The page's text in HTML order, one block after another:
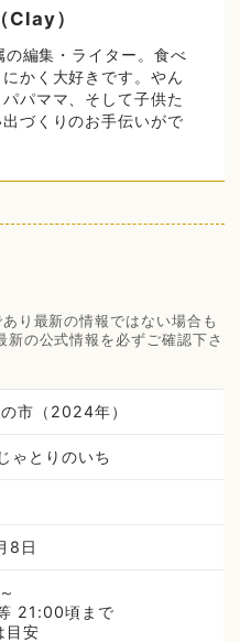
Clay）
編集・ライター。食べ
かく大好きです。やん
パママ、そして子供た
づくりのお手伝いがで
り最新の情報ではない場合も
の公式情報を必ずご確認下さ
市（2024年）
ゃとりのいち
8日
21:00頃まで
目安